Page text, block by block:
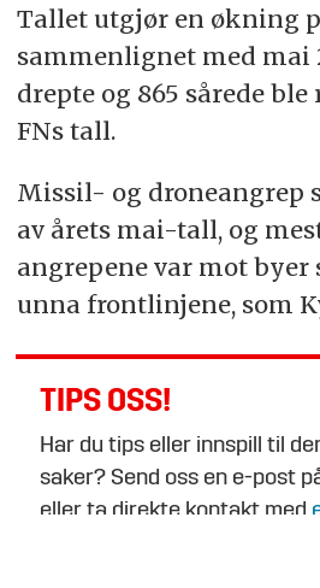
Tallet utgjør en økning
sammenlignet med mai
drepte og 865 sårede
FNs tall.
Missil- og droneangrep
av årets mai-tall, og
angrepene var mot
unna frontlinjene, som
TIPS OSS!
Har du tips eller innspill til
saker? Send oss en e-post
eller ta direkte kontakt med